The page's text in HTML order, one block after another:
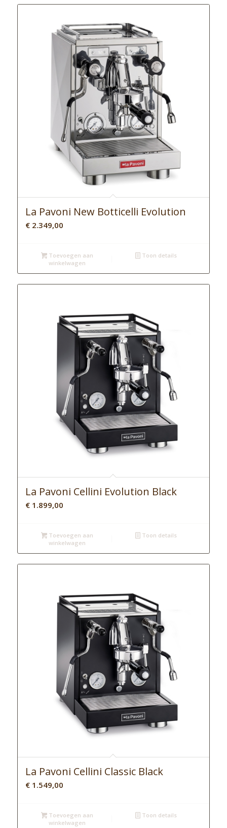
La Pavoni New Botticelli Evolution
€2.349,00
Toevoegen aan
winkelwagen
Toon details
La Pavoni Cellini Evolution Black
€1.899,00
Toevoegen aan
winkelwagen
Toon details
La Pavoni Cellini Classic Black
€1.549,00
Toevoegen aan
winkelwagen
Toon details